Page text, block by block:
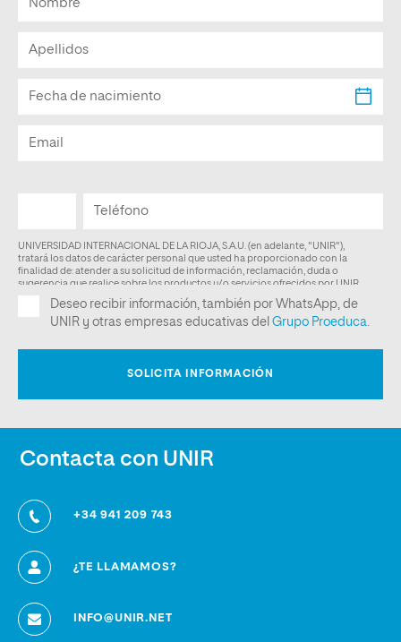
Contacta con UNIR
+34 941 209 743
¿TE LLAMAMOS?
INFO@UNIR.NET